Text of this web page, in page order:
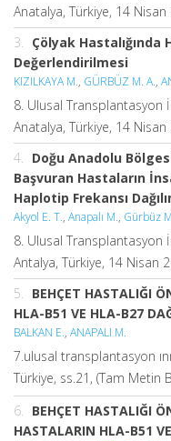
Anatalya, Türkiye, 14
3. Çölyak Hastalığında
Değerlendirilmesi
KIZILKAYA M., GÜRBÜZ M. A.,
8. Ulusal Transplantasyon
Anatalya, Türkiye, 14
4. Doğu Anadolu
Başvuran Hastaların
Haplotip Frekansı
Akyol E. T., Anapalı M., Gürbüz
8. Ulusal Transplantasyon
Antalya, Türkiye, 14 Nisan
5. BEHÇET HASTALIĞI
HLA-B51 VE HLA-B27
BALKAN E., ANAPALI M.
7.ulusal transplantasyon
Türkiye, ss.21, (Tam Metin
6. BEHÇET HASTALIĞI
HASTALARIN HLA-B51